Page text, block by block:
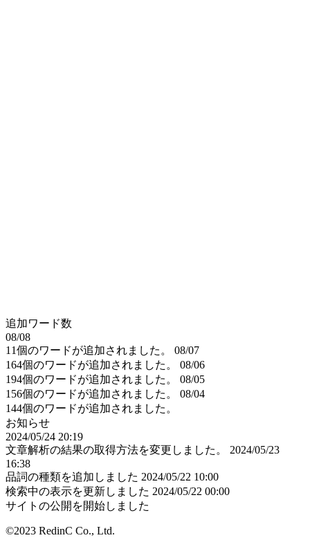
追加ワード数
08/08
11個のワードが追加されました。
08/07
164個のワードが追加されました。
08/06
194個のワードが追加されました。
08/05
156個のワードが追加されました。
08/04
144個のワードが追加されました。
お知らせ
2024/05/24 20:19
文章解析の結果の取得方法を変更しました。
2024/05/23
16:38
品詞の種類を追加しました 2024/05/22 10:00
検索中の表示を更新しました 2024/05/22 00:00
サイトの公開を開始しました
©2023 RedinC Co., Ltd.